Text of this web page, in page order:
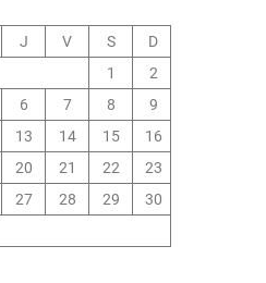
J V S
D
1
2
6 7 8
9
13 14 15
16
20 21 22
23
27 28 29
30